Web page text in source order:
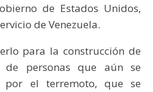
de Estados Unidos,
de Venezuela.
para la construcción de
de personas que aún se
por el terremoto, que se